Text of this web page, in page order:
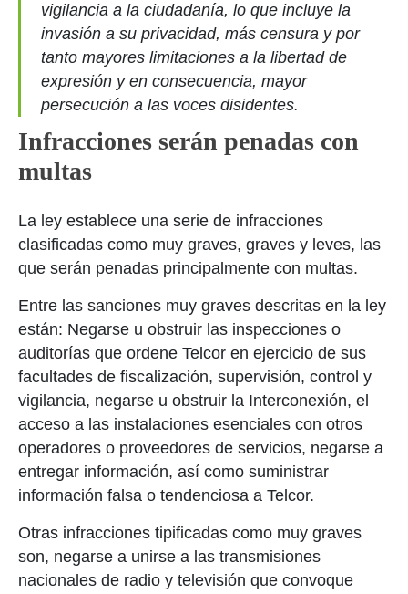
vigilancia a la ciudadanía, lo que incluye la
invasión a su privacidad, más censura y por
tanto mayores limitaciones a la libertad de
expresión y en consecuencia, mayor
persecución a las voces disidentes.
Infracciones serán penadas con
multas
La ley establece una serie de infracciones
clasificadas como muy graves, graves y leves, las
que serán penadas principalmente con multas.
Entre las sanciones muy graves descritas en la ley
están: Negarse u obstruir las inspecciones o
auditorías que ordene Telcor en ejercicio de sus
facultades de fiscalización, supervisión, control y
vigilancia, negarse u obstruir la Interconexión, el
acceso a las instalaciones esenciales con otros
operadores o proveedores de servicios, negarse a
entregar información, así como suministrar
información falsa o tendenciosa a Telcor.
Otras infracciones tipificadas como muy graves
son, negarse a unirse a las transmisiones
nacionales de radio y televisión que convoque